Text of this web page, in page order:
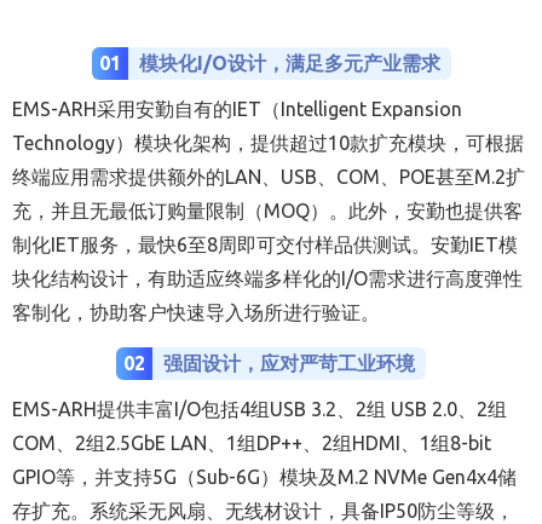
01 模块化I/O设计，满足多元产业需求
EMS-ARH采用安勤自有的IET（Intelligent Expansion
Technology）模块化架构，提供超过10款扩充模块，可根据
终端应用需求提供额外的LAN、USB、COM、POE甚至M.2扩
充，并且无最低订购量限制（MOQ）。此外，安勤也提供客
制化IET服务，最快6至8周即可交付样品供测试。安勤IET模
块化结构设计，有助适应终端多样化的I/O需求进行高度弹性
客制化，协助客户快速导入场所进行验证。
02 强固设计，应对严苛工业环境
EMS-ARH提供丰富I/O包括4组USB 3.2、2组 USB 2.0、2组
COM、2组2.5GbE LAN、1组DP++、2组HDMI、1组8-bit
GPIO等，并支持5G（Sub-6G）模块及M.2 NVMe Gen4x4储
存扩充。系统采无风扇、无线材设计，具备IP50防尘等级，